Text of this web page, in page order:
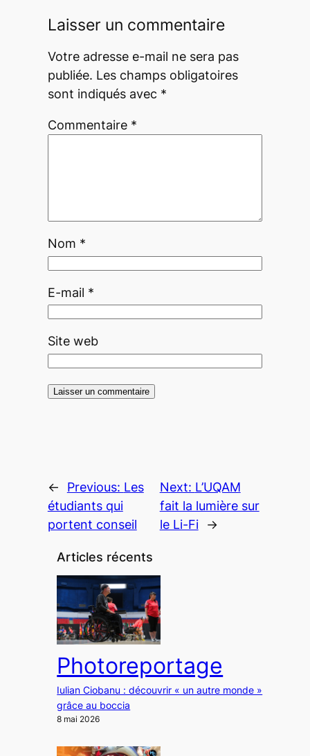
Laisser un commentaire
Votre adresse e-mail ne sera pas
publiée. Les champs obligatoires
sont indiqués avec *
Commentaire *
Nom *
E-mail *
Site web
← Previous: Les
étudiants qui
portent conseil
Next: L’UQAM
fait la lumière sur
le Li-Fi
→
Articles récents
Photoreportage
Iulian Ciobanu : découvrir « un autre monde »
grâce au boccia
8 mai 2026